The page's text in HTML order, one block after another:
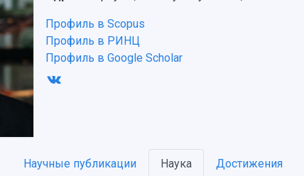
Профиль в Scopus
Профиль в РИНЦ
Профиль в Google Scholar
Научные публикации Наука Достижения